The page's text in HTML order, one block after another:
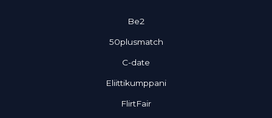
Be2
50plusmatch
C-date
Eliittikumppani
FlirtFair